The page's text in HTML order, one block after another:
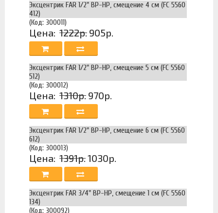
Эксцентрик FAR 1/2" ВР-НР, смещение 4 см (FC 5560
412)
(Код: 300011)
Цена: 1222р. 905р.
Эксцентрик FAR 1/2" ВР-НР, смещение 5 см (FC 5560
512)
(Код: 300012)
Цена: 1310р. 970р.
Эксцентрик FAR 1/2" ВР-НР, смещение 6 см (FC 5560
612)
(Код: 300013)
Цена: 1391р.1030р.
Эксцентрик FAR 3/4" ВР-НР, смещение 1 см (FC 5560
134)
(Код: 300092)